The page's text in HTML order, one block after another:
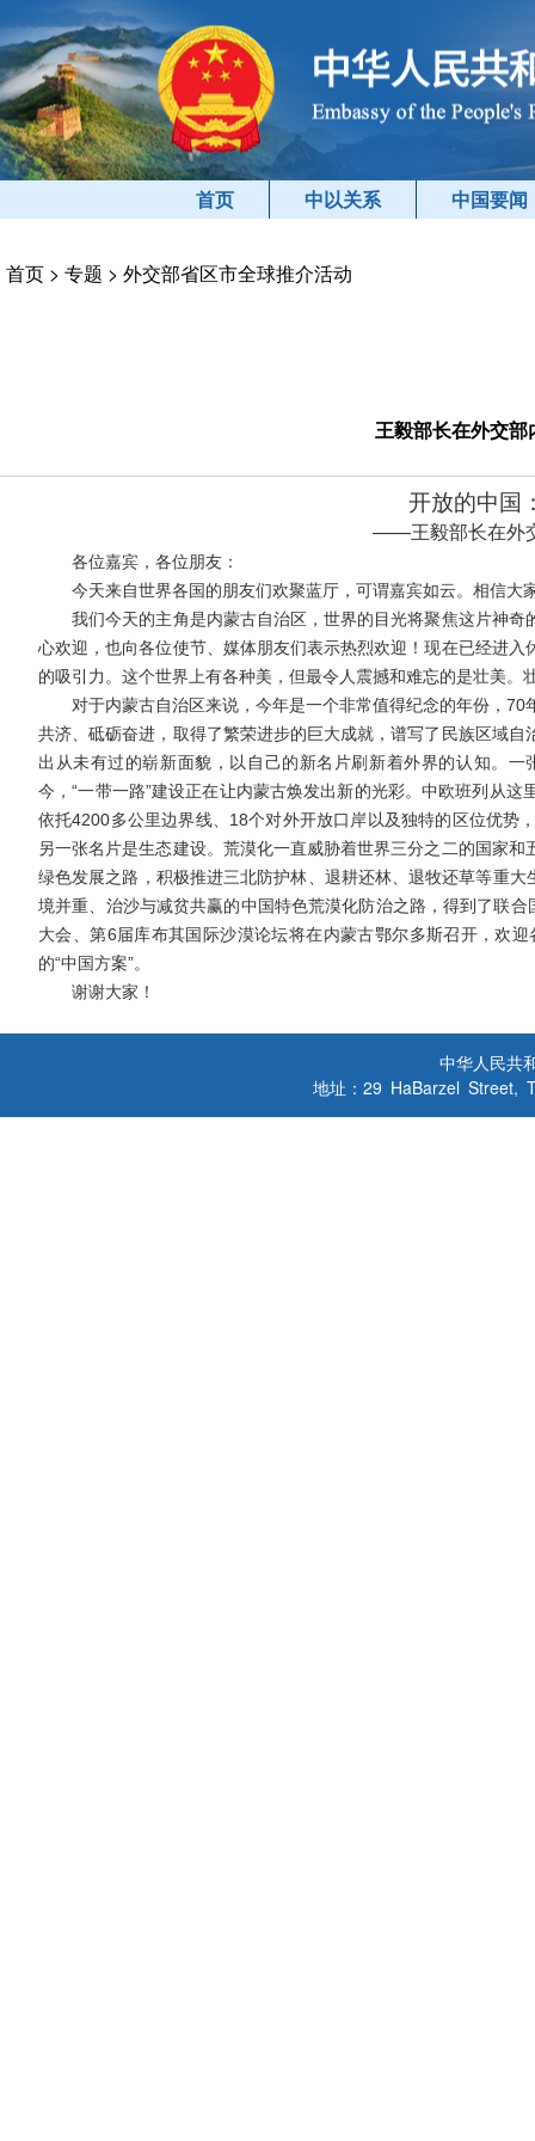
首页 中以关系 中国要闻
首页 > 专题 > 外交部省区市全球推介活动
王毅部长在外交
开放的中国
——王毅部长在外
各位嘉宾，各位朋友：
今天来自世界各国的朋友们欢聚蓝厅，可谓嘉宾如云。相信大
我们今天的主角是内蒙古自治区，世界的目光将聚焦这片神奇
心欢迎，也向各位使节、媒体朋友们表示热烈欢迎！现在已经进
的吸引力。这个世界上有各种美，但最令人震撼和难忘的是壮美
对于内蒙古自治区来说，今年是一个非常值得纪念的年份，70
共济、砥砺奋进，取得了繁荣进步的巨大成就，谱写了民族区域
出从未有过的崭新面貌，以自己的新名片刷新着外界的认知。
今，“一带一路”建设正在让内蒙古焕发出新的光彩。中欧班列从
依托4200多公里边界线、18个对外开放口岸以及独特的区位优势
另一张名片是生态建设。荒漠化一直威胁着世界三分之二的国家
绿色发展之路，积极推进三北防护林、退耕还林、退牧还草等重
境并重、治沙与减贫共赢的中国特色荒漠化防治之路，得到了联
大会、第6届库布其国际沙漠论坛将在内蒙古鄂尔多斯召开，欢
的“中国方案”。
谢谢大家！
中华人民共
地址：29 HaBarzel Street,